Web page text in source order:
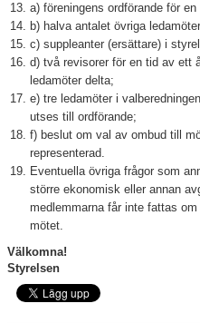
a) föreningens ordförande för
b) halva antalet övriga
c) suppleanter (ersättare) i
d) två revisorer för en tid av ett
ledamöter delta;
e) tre ledamöter i
utses till ordförande;
f) beslut om val av ombud till
representerad.
Eventuella övriga frågor som
större ekonomisk eller annan
medlemmarna får inte fattas
mötet.
Välkomna!
Styrelsen